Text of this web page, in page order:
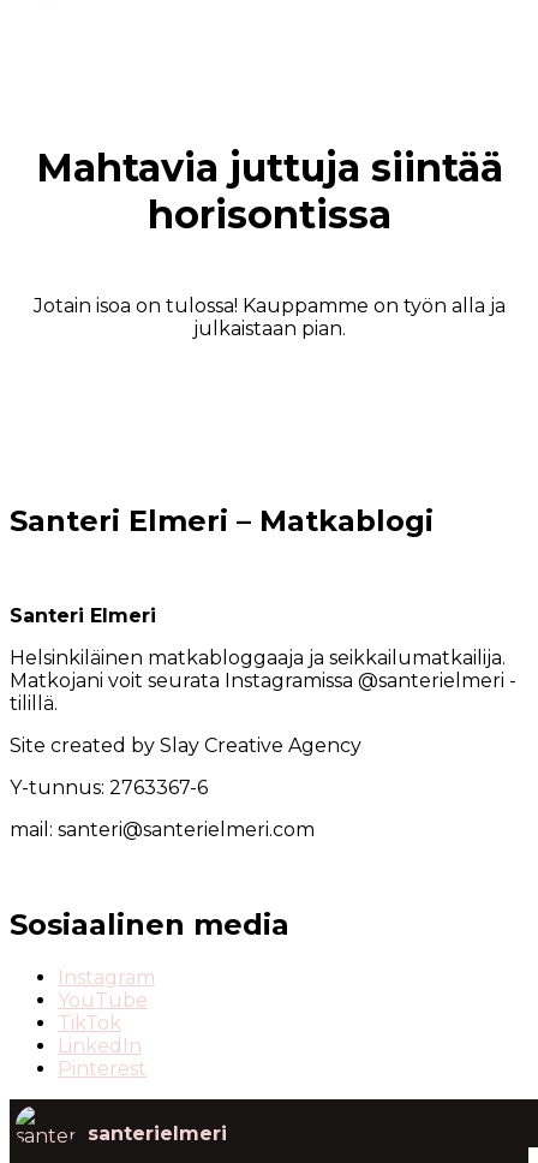
Mahtavia juttuja siintää
horisontissa
Jotain isoa on tulossa! Kauppamme on työn alla ja
julkaistaan pian.
Santeri Elmeri – Matkablogi
Santeri Elmeri
Helsinkiläinen matkabloggaaja ja seikkailumatkailija.
Matkojani voit seurata Instagramissa @santerielmeri -
tilillä.
Site created by Slay Creative Agency
Y-tunnus: 2763367-6
mail: santeri@santerielmeri.com
Sosiaalinen media
Instagram
YouTube
TikTok
LinkedIn
Pinterest
santerielmeri